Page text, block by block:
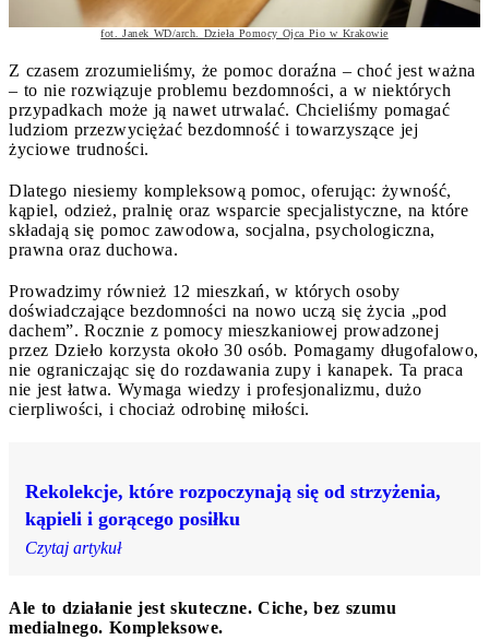
fot. Janek WD/arch. Dzieła Pomocy Ojca Pio w Krakowie
Z czasem zrozumieliśmy, że pomoc doraźna – choć jest ważna
– to nie rozwiązuje problemu bezdomności, a w niektórych
przypadkach może ją nawet utrwalać. Chcieliśmy pomagać
ludziom przezwyciężać bezdomność i towarzyszące jej
życiowe trudności.
Dlatego niesiemy kompleksową pomoc, oferując: żywność,
kąpiel, odzież, pralnię oraz wsparcie specjalistyczne, na które
składają się pomoc zawodowa, socjalna, psychologiczna,
prawna oraz duchowa.
Prowadzimy również 12 mieszkań, w których osoby
doświadczające bezdomności na nowo uczą się życia „pod
dachem”. Rocznie z pomocy mieszkaniowej prowadzonej
przez Dzieło korzysta około 30 osób. Pomagamy długofalowo,
nie ograniczając się do rozdawania zupy i kanapek. Ta praca
nie jest łatwa. Wymaga wiedzy i profesjonalizmu, dużo
cierpliwości, i chociaż odrobinę miłości.
Rekolekcje, które rozpoczynają się od strzyżenia,
kąpieli i gorącego posiłku
Czytaj artykuł
Ale to działanie jest skuteczne. Ciche, bez szumu
medialnego. Kompleksowe.